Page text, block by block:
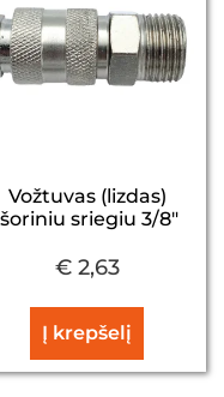
Vožtuvas (lizdas)
sriegiu 3/8″
€2,63
Į krepšelį